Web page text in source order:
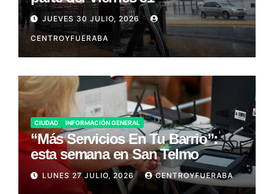
JUEVES 30 JULIO, 2026
CENTROYFUERABA
CIUDAD INFORMACIÓN GENERAL
“Más Servicios En Tu Barrio”:
esta semana en San Telmo
LUNES 27 JULIO, 2026 CENTROYFUERABA